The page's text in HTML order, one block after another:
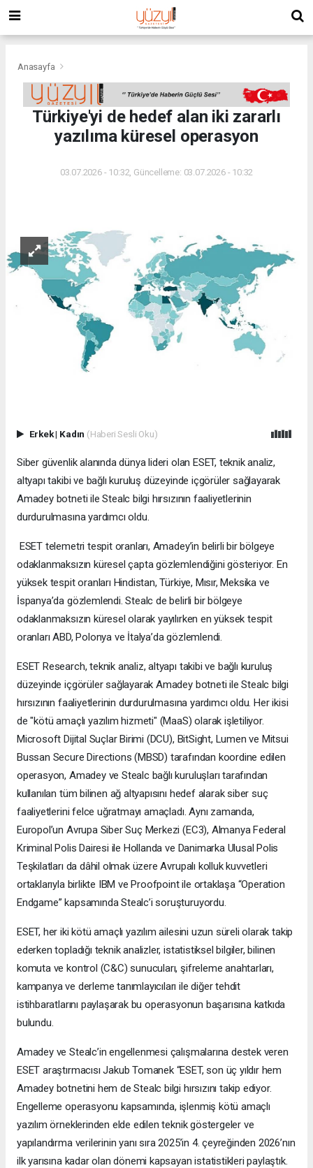
Anasayfa
Türkiye'yi de hedef alan iki zararlı
yazılıma küresel operasyon
03.07.2026 - 10:32, Güncelleme: 03.07.2026 - 10:32
Erkek| Kadın (Haberi Sesli Oku)
Siber güvenlik alanında dünya lideri olan ESET, teknik analiz,
altyapı takibi ve bağlı kuruluş düzeyinde içgörüler sağlayarak
Amadey botneti ile Stealc bilgi hırsızının faaliyetlerinin
durdurulmasına yardımcı oldu.
ESET telemetri tespit oranları, Amadey’in belirli bir bölgeye
odaklanmaksızın küresel çapta gözlemlendiğini gösteriyor. En
yüksek tespit oranları Hindistan, Türkiye, Mısır, Meksika ve
İspanya’da gözlemlendi. Stealc de belirli bir bölgeye
odaklanmaksızın küresel olarak yayılırken en yüksek tespit
oranları ABD, Polonya ve İtalya’da gözlemlendi.
ESET Research, teknik analiz, altyapı takibi ve bağlı kuruluş
düzeyinde içgörüler sağlayarak Amadey botneti ile Stealc bilgi
hırsızının faaliyetlerinin durdurulmasına yardımcı oldu. Her ikisi
de "kötü amaçlı yazılım hizmeti" (MaaS) olarak işletiliyor.
Microsoft Dijital Suçlar Birimi (DCU), BitSight, Lumen ve Mitsui
Bussan Secure Directions (MBSD) tarafından koordine edilen
operasyon, Amadey ve Stealc bağlı kuruluşları tarafından
kullanılan tüm bilinen ağ altyapısını hedef alarak siber suç
faaliyetlerini felce uğratmayı amaçladı. Aynı zamanda,
Europol’un Avrupa Siber Suç Merkezi (EC3), Almanya Federal
Kriminal Polis Dairesi ile Hollanda ve Danimarka Ulusal Polis
Teşkilatları da dâhil olmak üzere Avrupalı kolluk kuvvetleri
ortaklarıyla birlikte IBM ve Proofpoint ile ortaklaşa “Operation
Endgame” kapsamında Stealc’i soruşturuyordu.
ESET, her iki kötü amaçlı yazılım ailesini uzun süreli olarak takip
ederken topladığı teknik analizler, istatistiksel bilgiler, bilinen
komuta ve kontrol (C&C) sunucuları, şifreleme anahtarları,
kampanya ve derleme tanımlayıcıları ile diğer tehdit
istihbaratlarını paylaşarak bu operasyonun başarısına katkıda
bulundu.
Amadey ve Stealc’in engellenmesi çalışmalarına destek veren
ESET araştırmacısı Jakub Tomanek “ESET, son üç yıldır hem
Amadey botnetini hem de Stealc bilgi hırsızını takip ediyor.
Engelleme operasyonu kapsamında, işlenmiş kötü amaçlı
yazılım örneklerinden elde edilen teknik göstergeler ve
yapılandırma verilerinin yanı sıra 2025’in 4. çeyreğinden 2026’nın
ilk yarısına kadar olan dönemi kapsayan istatistikleri paylaştık.